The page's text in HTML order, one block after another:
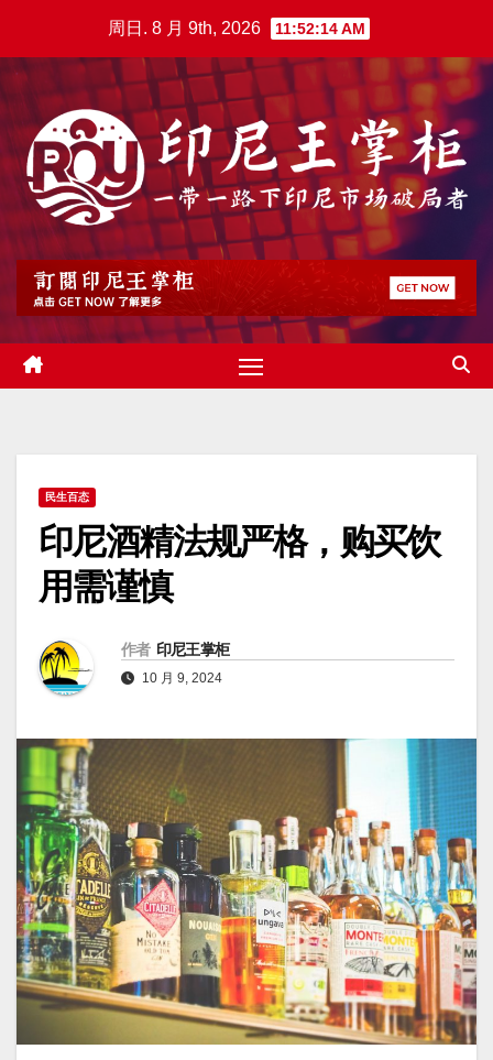
周日. 8 月 9th, 2026 11:52:15 AM
民生百态
印尼酒精法规严格，购买饮
用需谨慎
作者 印尼王掌柜
10 月 9, 2024